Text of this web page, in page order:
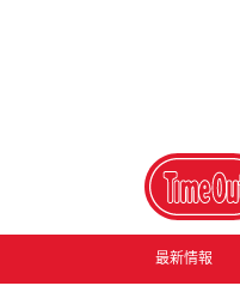
最新情報